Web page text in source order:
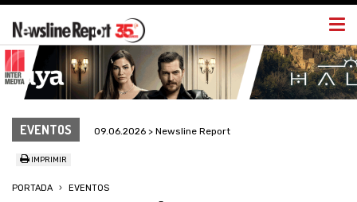
EVENTOS 09.06.2026 > Newsline Report
IMPRIMIR
PORTADA EVENTOS